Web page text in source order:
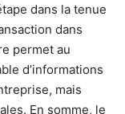
dans la tenue
dans
permet au
d’informations
mais
En somme, le